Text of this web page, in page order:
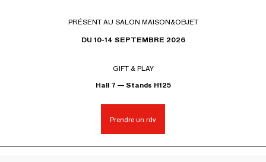
PRÉSENT AU SALON MAISON&OBJET
DU 10-14 SEPTEMBRE 2026
GIFT & PLAY
Hall 7 — Stands H125
Prendre un rdv